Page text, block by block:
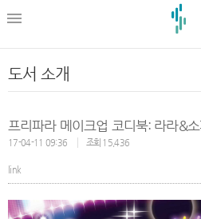
도서 소개
프리파라 메이크업 코디북: 라라&
17-04-11 09:36 조회 15,436
link